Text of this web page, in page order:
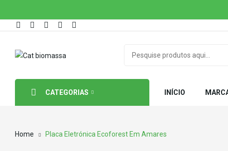
CATEGORIAS INÍCIO
Home Placa Eletrónica Ecoforest Em Amares